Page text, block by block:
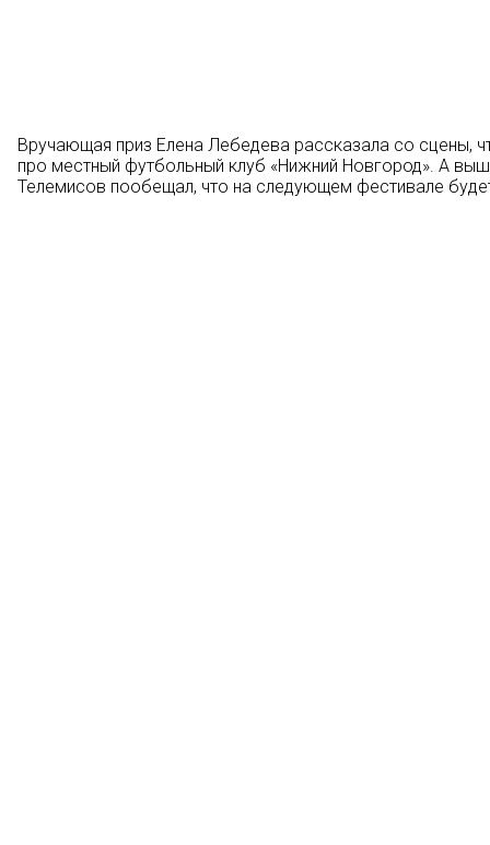
Вручающая приз Елена Лебедева рассказала со сцены,
про местный футбольный клуб «Нижний Новгород». А
Телемисов пообещал, что на следующем фестивале